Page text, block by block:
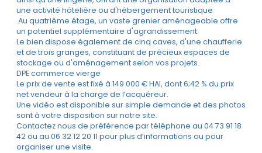
une activité hôtelière ou d'hébergement touristique
.Au quatrième étage, un vaste grenier aménageable offre
un potentiel supplémentaire d'agrandissement.
Le bien dispose également de cinq caves, d'une chaufferie
et de trois granges, constituant de précieux espaces de
stockage ou d'aménagement selon vos projets.
DPE commerce vierge
Le prix de vente est fixé à 149 000 € HAI, dont 6;42 % du prix
net vendeur à la charge de l’acquéreur.
Une vidéo est disponible sur simple demande et des photos
sont à votre disposition sur notre site.
Contactez nous de préférence par téléphone au 04 73 91 18
42 ou au 06 32 12 20 11 pour plus d’informations ou pour
organiser une visite.